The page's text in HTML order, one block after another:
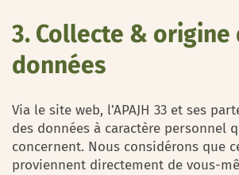
3. Collecte & origine
données
Via le site web, l’APAJH 33 et ses
des données à caractère personnel
concernent. Nous considérons que
proviennent directement de vous-